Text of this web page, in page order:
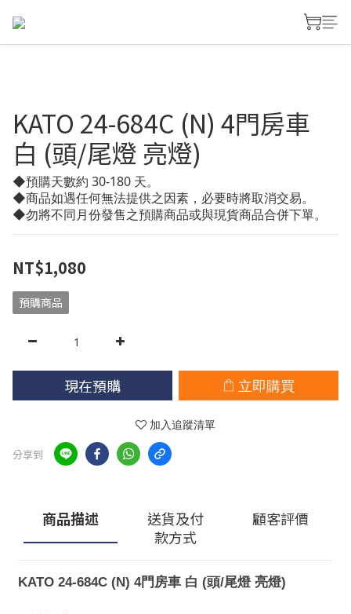
KATO 24-684C (N) 4門房車
白 (頭/尾燈 亮燈)
◆預購天數約 30-180 天。
◆商品如遇任何無法提供之因素，必要時將取消交易。
◆勿將不同月份發售之預購商品或與現貨商品合併下單。
NT$1,080
預購商品
現在預購 立即購買
加入追蹤清單
分享到
商品描述
送貨及付
款方式
顧客評價
KATO 24-684C (N) 4門房車 白 (頭/尾燈 亮燈)